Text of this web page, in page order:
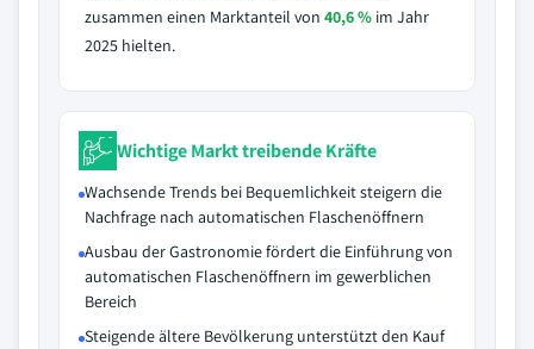
zusammen einen Marktanteil von 40,6 % im Jahr
2025 hielten.
Wichtige Markt treibende Kräfte
Wachsende Trends bei Bequemlichkeit steigern die
Nachfrage nach automatischen Flaschenöffnern
Ausbau der Gastronomie fördert die Einführung von
automatischen Flaschenöffnern im gewerblichen
Bereich
Steigende ältere Bevölkerung unterstützt den Kauf